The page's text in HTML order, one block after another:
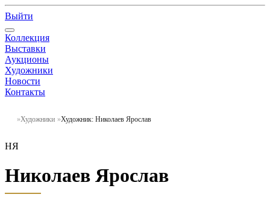
Выйти
Коллекция
Выставки
Аукционы
Художники
Новости
Контакты
Художники Художник: Николаев Ярослав
НЯ
Николаев Ярослав